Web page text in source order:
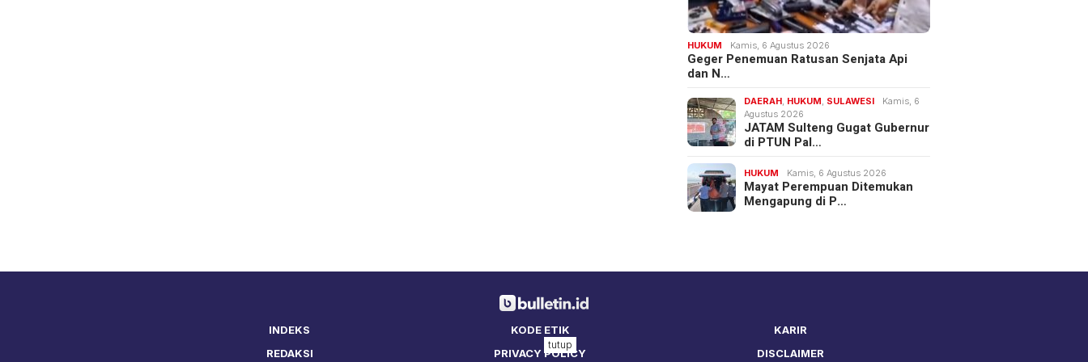
HUKUM Kamis, 6 Agustus 2026
Geger Penemuan Ratusan Senjata Api
dan N…
DAERAH, HUKUM, SULAWESI
Kamis, 6
Agustus 2026
JATAM Sulteng Gugat Gubernur
di PTUN Pal…
HUKUM Kamis, 6 Agustus 2026
Mayat Perempuan Ditemukan
Mengapung di P…
INDEKS KODE ETIK
KARIR
REDAKSI
PRIVACY POLICY DISCLAIMER
tutup